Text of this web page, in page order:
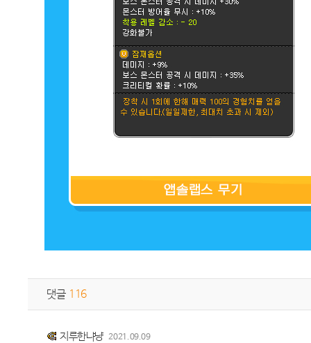
댓글 116
지루한냐냥 2021.09.09